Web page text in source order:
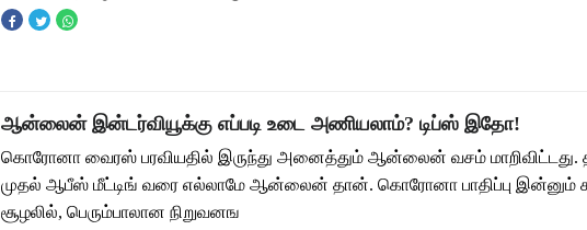
ஆன்லைன் இன்டர்வியூக்கு எப்படி உடை அணியலாம்? டிப்ஸ் இதோ!
கொரோனா வைரஸ் பரவியதில் இருந்து அனைத்தும் ஆன்லைன் வசம் மாறிவிட்டது.
முதல் ஆபீஸ் மீட்டிங் வரை எல்லாமே ஆன்லைன் தான். கொரோனா பாதிப்பு இன்னும்
சூழலில், பெரும்பாலான நிறுவனங